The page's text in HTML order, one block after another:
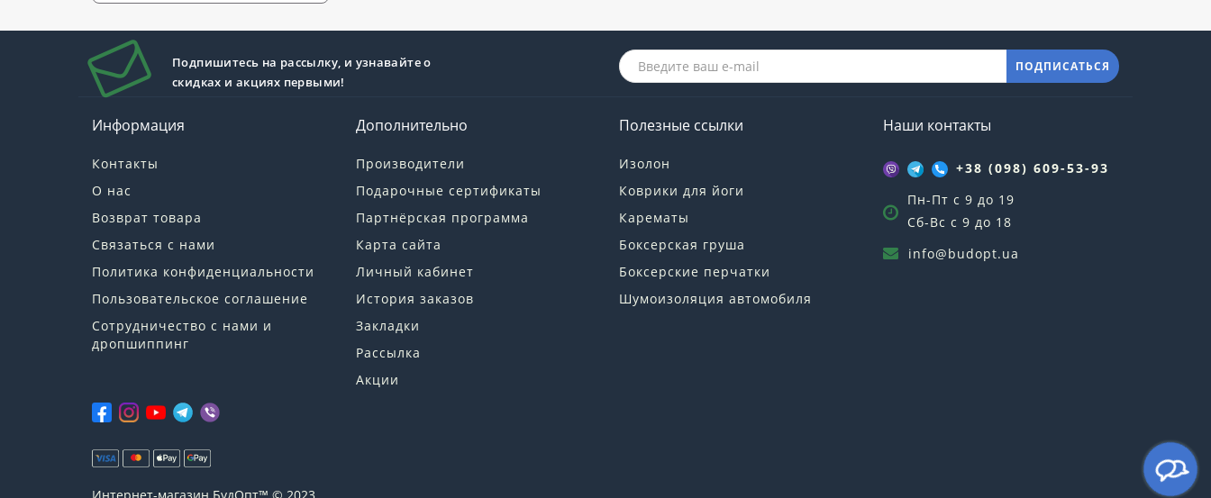
Подпишитесь на рассылку, и узнавайте о
скидках и акциях первыми!
ПОДПИСАТЬСЯ
Информация
Контакты
О нас
Возврат товара
Связаться с нами
Политика конфиденциальности
Пользовательское соглашение
Сотрудничество с нами и
дропшиппинг
Дополнительно
Производители
Подарочные сертификаты
Партнёрская программа
Карта сайта
Личный кабинет
История заказов
Закладки
Рассылка
Акции
Полезные ссылки
Изолон
Коврики для йоги
Карематы
Боксерская груша
Боксерские перчатки
Шумоизоляция автомобиля
Наши контакты
+38 (098) 609-53-93
Пн-Пт с 9 до 19
Сб-Вс с 9 до 18
info@budopt.ua